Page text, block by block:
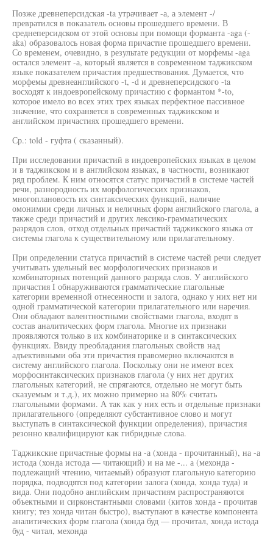
Позже древнеперсидская -ta утрачивает -а, а элемент -/
превратился в показатель основы прошедшего времени. В
среднеперсидском от этой основы при помощи форманта -aga (-
aka) образовалось новая форма причастие прошедшего времени.
Со временем, очевидно, в результате редукции от морфемы -aga
остался элемент -а, который является в современном таджикском
языке показателем причастия предшествования. Думается, что
морфемы древнеанглийского -t, -d и древнеперсидского -ta
восходят к индоевропейскому причастию с формантом *-to,
которое имело во всех этих трех языках перфектное пассивное
значение, что сохраняется в современных таджикском и
английском причастиях прошедшего времени.
Ср.: told - гуфта ( сказанный).
При исследовании причастий в индоевропейских языках в целом
и в таджикском и в английском языках, в частности, возникают
ряд проблем. К ним относятся статус причастий в системе частей
речи, разнородность их морфологических признаков,
многоплановость их синтаксических функций, наличие
омонимии среди личных и неличных форм английского глагола, а
также среди причастий и других лексико-грамматических
разрядов слов, отход отдельных причастий таджикского языка от
системы глагола к существительному или прилагательному.
При определении статуса причастий в системе частей речи следует
учитывать удельный вес морфологических признаков и
комбинаторных потенций данного разряда слов. У английского
причастия I обнаруживаются грамматические глагольные
категории временной отнесенности и залога, однако у них нет ни
одной грамматической категории прилагательного или наречия.
Они обладают валентностными свойствами глагола, входят в
состав аналитических форм глагола. Многие их признаки
проявляются только в их комбинаторике и в синтаксических
функциях. Ввиду преобладания глагольных свойств над
адъективными оба эти причастия правомерно включаются в
систему английского глагола. Поскольку они не имеют всех
морфосинтаксических признаков глагола (у них нет других
глагольных категорий, не спрягаются, отдельно не могут быть
сказуемым и т.д.), их можно примерно на 80% считать
глагольными формами. А так как у них есть и отдельные признаки
прилагательного (определяют субстантивное слово и могут
выступать в синтаксической функции определения), причастия
резонно квалифицируют как гибридные слова.
Таджикские причастные формы на -а (хонда - прочитанный), на -а
истода (хонда истода — читающий) и на ме -... а (мехонда -
подлежащий чтению, читаемый) образуют глагольную категорию
порядка, подводятся под категории залога (хонда, хонда туда) и
вида. Они подобно английским причастиям распространяются
объектными и сирконстантными словами (китов хонда - прочитав
книгу; тез хонда читан быстро), выступают в качестве компонента
аналитических форм глагола (хонда буд — прочитал, хонда истода
буд - читал, мехонда